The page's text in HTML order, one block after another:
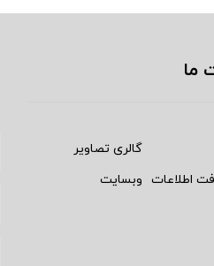
ما
گالری تصاویر
اطلاعات وبسایت